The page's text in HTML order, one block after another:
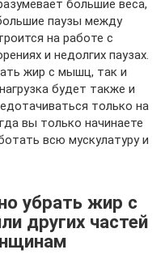
большие веса,
паузы между
на работе с
и недолгих паузах.
жир с мышц, так и
будет также и
только на
вы только начинаете
всю мускулатуру и
убрать жир с
других частей